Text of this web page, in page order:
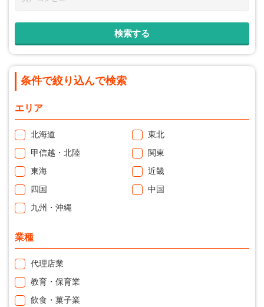
条件で絞り込んで検索
エリア
北海道
東北
甲信越・北陸
関東
東海
近畿
四国
中国
九州・沖縄
業種
代理店業
教育・保育業
飲食・菓子業